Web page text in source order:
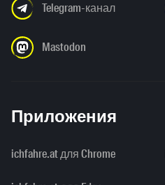
Telegram-канал
Mastodon
Приложения
ichfahre.at для Chrome